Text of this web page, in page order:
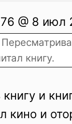
@ 8 июл
книгу.
книгу и
кино и